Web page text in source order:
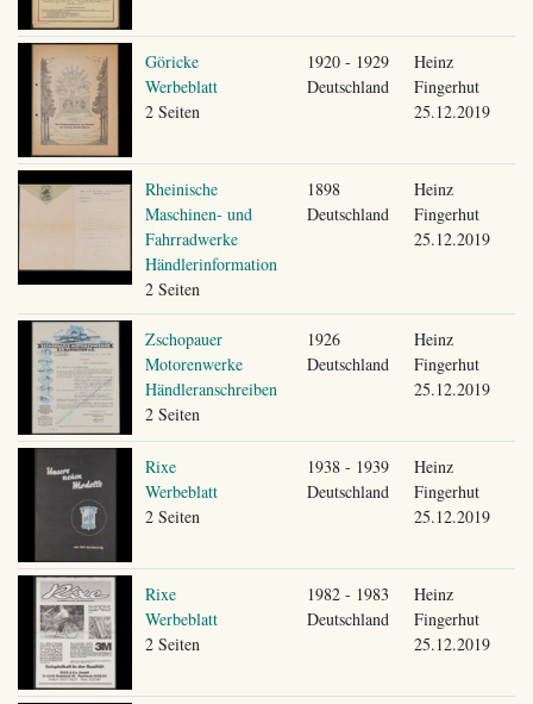
Göricke
Werbeblatt
2 Seiten
1920 - 1929
Deutschland
Heinz
Fingerhut
25.12.2019
Rheinische
Maschinen- und
Fahrradwerke
Händlerinformation
2 Seiten
1898
Deutschland
Heinz
Fingerhut
25.12.2019
Zschopauer
Motorenwerke
Händleranschreiben
2 Seiten
1926
Deutschland
Heinz
Fingerhut
25.12.2019
Rixe
Werbeblatt
2 Seiten
1938 - 1939
Deutschland
Heinz
Fingerhut
25.12.2019
Rixe
Werbeblatt
2 Seiten
1982 - 1983
Deutschland
Heinz
Fingerhut
25.12.2019